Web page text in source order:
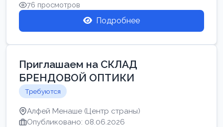
76 просмотров
Подробнее
Приглашаем на СКЛАД
БРЕНДОВОЙ ОПТИКИ
Требуются
Алфей Менаше (Центр страны)
Опубликовано: 08.06.2026